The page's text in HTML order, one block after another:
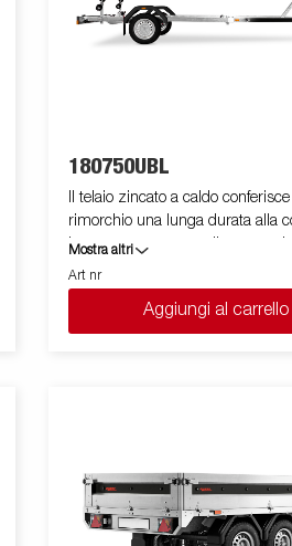
180750UBL
Il telaio zincato a caldo conferisce
rimorchio una lunga durata alla
la sua struttura semplice
maneggevolezza eccelente
Lo stazionamento in sicurezza
sul rimorchio è garantito da una
in materiale anti graffio. I cavi
differire dall'originale o includere
opzionali.
Mostra altri
Art nr
Aggiungi al carrello